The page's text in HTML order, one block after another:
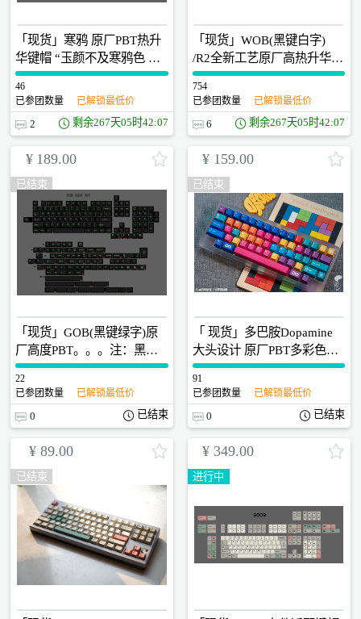
「现货」寒鸦 原厂PBT热升
华键帽 “玉颜不及寒鸦色 犹
带昭阳日影来”
46
已参团数量
已解锁最低价
2 剩余267天05时42:07
「现货」WOB(黑键白字)
/R2全新工艺原厂高热升华键
帽
754
已参团数量
已解锁最低价
6 剩余267天05时42:07
¥ 189.00
已结束
「现货」GOB(黑键绿字)原
厂高度PBT。。。注：黑键
白字、蓝字、紫字、红字也
可以拍这个链接，备注上颜
色
22
已参团数量
已解锁最低价
0 已结束
¥ 159.00
已结束
「 现货」多巴胺Dopamine
大头设计 原厂PBT多彩色全
五面热升华键帽 新升级显微
镜QC歪字检查
91
已参团数量
已解锁最低价
0 已结束
¥ 89.00
已结束
¥ 349.00
进行中